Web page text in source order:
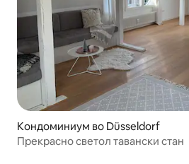
Кондоминиум во Düsseldorf
Прекрасно светол тавански стан